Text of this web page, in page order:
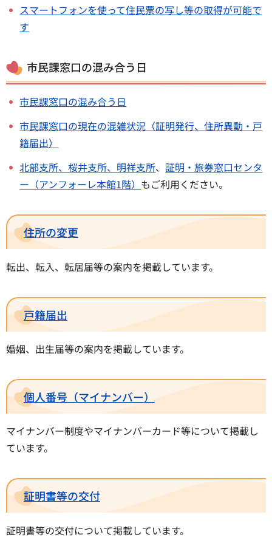
スマートフォンを使って住民票の写し等の取得が可能で
す
市民課窓口の混み合う日
市民課窓口の混み合う日
市民課窓口の現在の混雑状況（証明発行、住所異動・戸
籍届出）
北部支所、桜井支所、明祥支所、証明・旅券窓口センタ
ー（アンフォーレ本館1階） もご利用ください。
住所の変更
転出、転入、転居届等の案内を掲載しています。
戸籍届出
婚姻、出生届等の案内を掲載しています。
個人番号（マイナンバー）
マイナンバー制度やマイナンバーカード等について掲載し
ています。
証明書等の交付
証明書等の交付について掲載しています。